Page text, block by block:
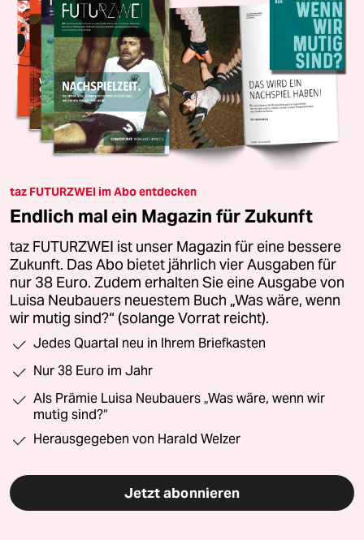
taz FUTURZWEI im Abo entdecken
Endlich mal ein Magazin für Zukunft
taz FUTURZWEI ist unser Magazin für eine bessere
Zukunft. Das Abo bietet jährlich vier Ausgaben für
nur 38 Euro. Zudem erhalten Sie eine Ausgabe von
Luisa Neubauers neuestem Buch „Was wäre, wenn
wir mutig sind?“ (solange Vorrat reicht).
Jedes Quartal neu in Ihrem Briefkasten
Nur 38 Euro im Jahr
Als Prämie Luisa Neubauers „Was wäre, wenn wir
mutig sind?“
Herausgegeben von Harald Welzer
Jetzt abonnieren